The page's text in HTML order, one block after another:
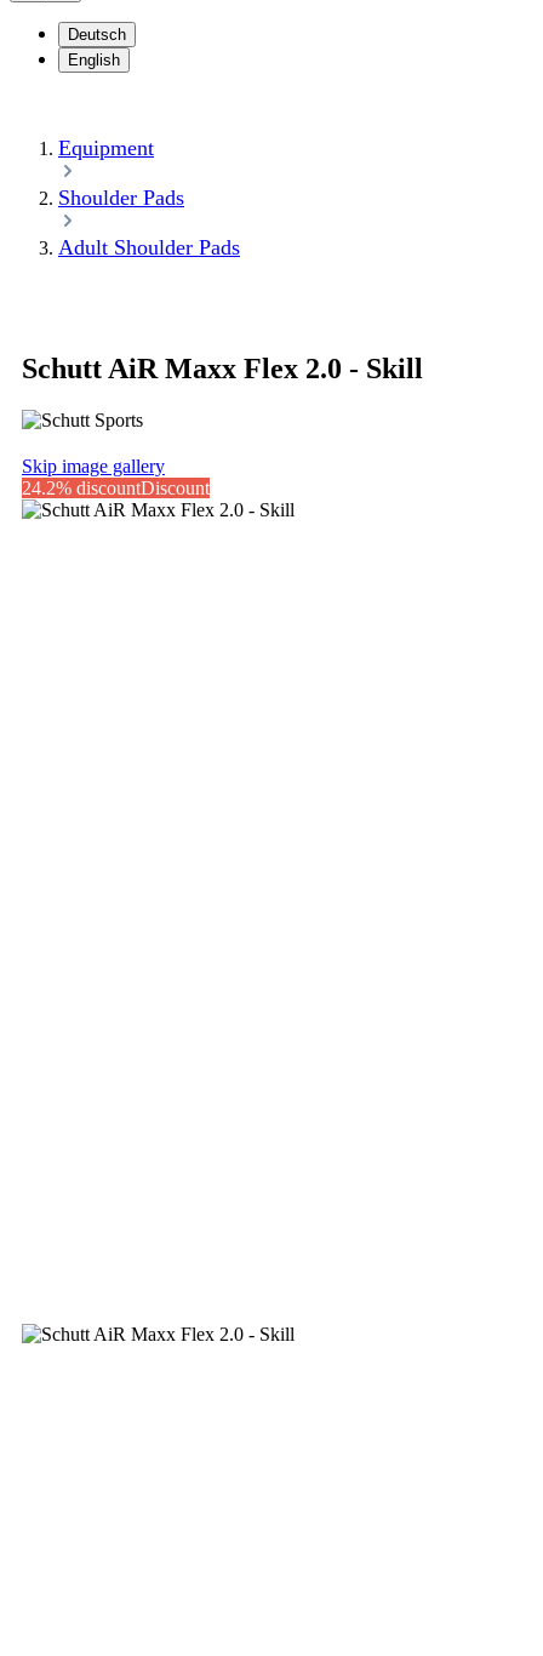
Deutsch
English
Equipment
Shoulder Pads
Adult Shoulder Pads
Schutt AiR Maxx Flex 2.0 - Skill
Skip image gallery
24.2% discountDiscount